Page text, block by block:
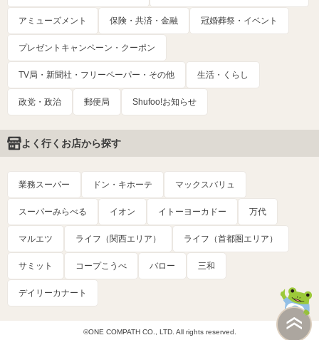
アミューズメント 保険・共済・金融 冠婚葬祭・イベント
プレゼントキャンペーン・クーポン
TV局・新聞社・フリーペーパー・その他 生活・くらし
政党・政治 郵便局 Shufoo!お知らせ
よく行くお店から探す
業務スーパー ドン・キホーテ マックスバリュ
スーパーみらべる イオン イトーヨーカドー 万代
マルエツ ライフ（関西エリア） ライフ（首都圏エリア）
サミット コープこうべ バロー 三和
デイリーカナート
©ONE COMPATH CO., LTD. All rights reserved.